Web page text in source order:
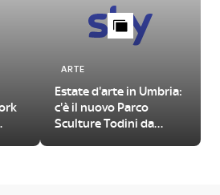
ARTE
Estate d'arte in Umbria:
c'è il nuovo Parco
Sculture Todini da